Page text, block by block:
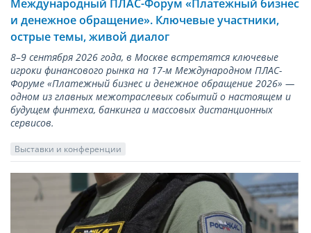
Международный ПЛАС-Форум «Платежный бизнес
и денежное обращение». Ключевые участники,
острые темы, живой диалог
8–9 сентября 2026 года, в Москве встретятся ключевые
игроки финансового рынка на 17-м Международном ПЛАС-
Форуме «Платежный бизнес и денежное обращение 2026» —
одном из главных межотраслевых событий о настоящем и
будущем финтеха, банкинга и массовых дистанционных
сервисов.
Выставки и конференции